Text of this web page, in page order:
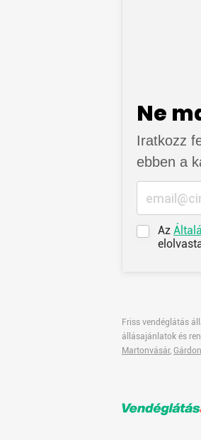
Ne
Iratkozz
ebben a
Az
Friss vendéglátás
állásajánlatok és
Martonvásár,